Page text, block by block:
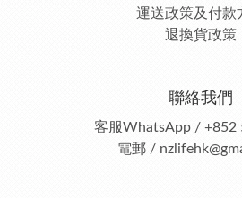
運送政策及付款
退換貨政策
聯絡我們
客服WhatsApp / +852
電郵 /